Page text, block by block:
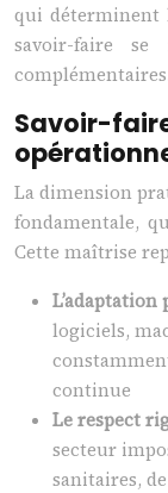
qui déterminent
savoir-faire se
Savoir-
La dimension
fondamentale,
Cette maîtrise
logiciels,
continue
Le respect
secteur
sanitaires,